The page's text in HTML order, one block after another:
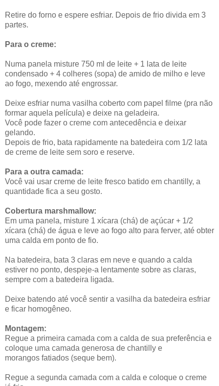
Retire do forno e espere esfriar. Depois de frio divida em 3
partes.
Para o creme:
Numa panela misture 750 ml de leite + 1 lata de leite
condensado + 4 colheres (sopa) de amido de milho e leve
ao fogo, mexendo até engrossar.
Deixe esfriar numa vasilha coberto com papel filme (pra não
formar aquela película) e deixe na geladeira.
Você pode fazer o creme com antecedência e deixar
gelando.
Depois de frio, bata rapidamente na batedeira com 1/2 lata
de creme de leite sem soro e reserve.
Para a outra camada:
Você vai usar creme de leite fresco batido em chantilly, a
quantidade fica a seu gosto.
Cobertura marshmallow:
Em uma panela, misture 1 xícara (chá) de açúcar + 1/2
xícara (chá) de água e leve ao fogo alto para ferver, até obter
uma calda em ponto de fio.
Na batedeira, bata 3 claras em neve e quando a calda
estiver no ponto, despeje-a lentamente sobre as claras,
sempre com a batedeira ligada.
Deixe batendo até você sentir a vasilha da batedeira esfriar
e ficar homogêneo.
Montagem:
Regue a primeira camada com a calda de sua preferência e
coloque uma camada generosa de chantilly e
morangos fatiados (seque bem).
Regue a segunda camada com a calda e coloque o creme